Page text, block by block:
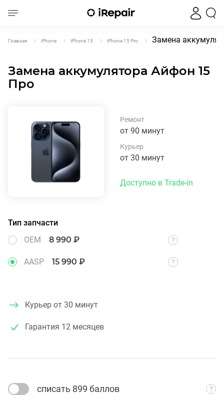
Главная iPhone iPhone 15 iPhone 15 Pro Замена
Замена аккумулятора Айфон 15
Про
Ремонт
от 90 минут
Курьер
от 30 минут
Доступно в Trade-in
Тип запчасти
OEM
8 990 ₽
AASP 15 990 ₽
Курьер от 30 минут
Гарантия 12 месяцев
списать 899 баллов